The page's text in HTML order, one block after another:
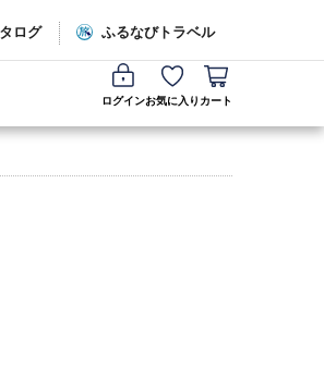
ログ ふるなびトラベル
ログインお気に入り カート